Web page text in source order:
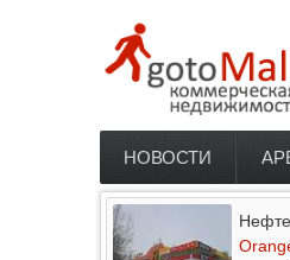
Главное меню
НОВОСТИ